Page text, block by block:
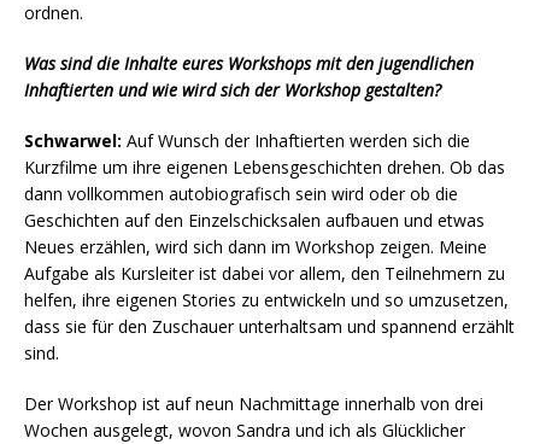
ordnen.
Was sind die Inhalte eures Workshops mit den jugendlichen
Inhaftierten und wie wird sich der Workshop gestalten?
Schwarwel: Auf Wunsch der Inhaftierten werden sich die
Kurzfilme um ihre eigenen Lebensgeschichten drehen. Ob das
dann vollkommen autobiografisch sein wird oder ob die
Geschichten auf den Einzelschicksalen aufbauen und etwas
Neues erzählen, wird sich dann im Workshop zeigen. Meine
Aufgabe als Kursleiter ist dabei vor allem, den Teilnehmern zu
helfen, ihre eigenen Stories zu entwickeln und so umzusetzen,
dass sie für den Zuschauer unterhaltsam und spannend erzählt
sind.
Der Workshop ist auf neun Nachmittage innerhalb von drei
Wochen ausgelegt, wovon Sandra und ich als Glücklicher